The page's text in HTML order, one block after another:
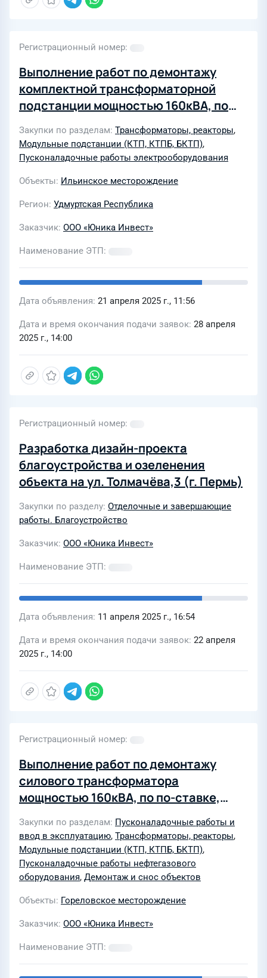
Регистрационный номер
Выполнение работ по демонтажу
комплектной трансформаторной
подстанции мощностью 160кВА, по
поставке, монтажу и проведению
пусконаладочных работ комплектной
трансформаторной подстанции
месторождение нефти
Закупки по разделам Трансформаторы, реакторы,
Модульные подстанции (КТП, КТПБ, БКТП),
Пусконаладочные работы электрооборудования
Объекты Ильинское месторождение
Регион Удмуртская Республика
Заказчик ООО «Юника Инвест»
Наименование ЭТП
Дата объявления 21 апреля 2025 г., 11:56
Дата и время окончания подачи заявок 28 апреля
2025 г., 14:00
Регистрационный номер
Разработка дизайн-проекта
благоустройства и озеленения
объекта на ул. Толмачёва,3 (г. Пермь)
Закупки по разделу Отделочные и завершающие
работы. Благоустройство
Заказчик ООО «Юника Инвест»
Наименование ЭТП
Дата объявления 11 апреля 2025 г., 16:54
Дата и время окончания подачи заявок 22 апреля
2025 г., 14:00
Регистрационный номер
Выполнение работ по демонтажу
силового трансформатора
мощностью 160кВА, по по-ставке,
пусконаладочных работ силового
трансформатора 250 кВА в КТП 10/04
кВ куста №1 Гореловского
месторождение нефти,
расположенного: УР, Увинский ра
Закупки по разделам Пусконаладочные работы и
ввод в эксплуатацию, Трансформаторы, реакторы,
Модульные подстанции (КТП, КТПБ, БКТП),
Пусконаладочные работы нефтегазового
оборудования, Демонтаж и снос объектов
Объекты Гореловское месторождение
Заказчик ООО «Юника Инвест»
Наименование ЭТП